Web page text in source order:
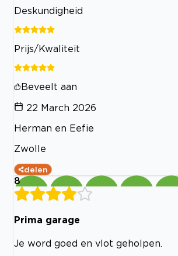
Deskundigheid
Prijs/Kwaliteit
Beveelt aan
22 March 2026
Herman en Eefie
Zwolle
delen
8
Prima garage
Je word goed en vlot geholpen.